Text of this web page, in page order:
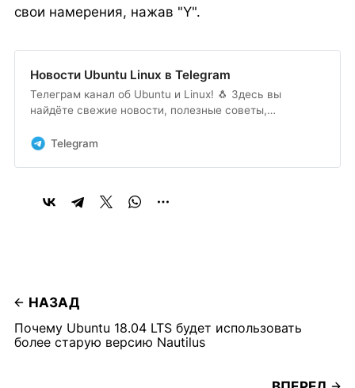
свои намерения, нажав "Y".
Новости Ubuntu Linux в Telegram
Телеграм канал об Ubuntu и Linux! 🐧 Здесь вы
найдёте свежие новости, полезные советы,
обновлений. Подписывайтесь, чтобы изучать Linux,
Telegram
НАЗАД
Почему Ubuntu 18.04 LTS будет использовать
более старую версию Nautilus